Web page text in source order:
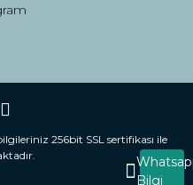
Bilgi
256bit SSL sertifikası ile